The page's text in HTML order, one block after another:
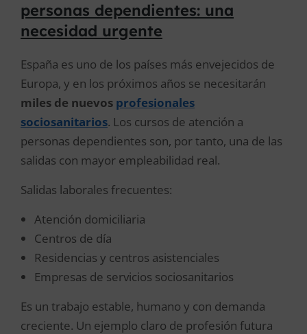
personas dependientes: una
necesidad urgente
España es uno de los países más envejecidos de
Europa, y en los próximos años se necesitarán
miles de nuevos profesionales
sociosanitarios. Los cursos de atención a
personas dependientes son, por tanto, una de las
salidas con mayor empleabilidad real.
Salidas laborales frecuentes:
Atención domiciliaria
Centros de día
Residencias y centros asistenciales
Empresas de servicios sociosanitarios
Es un trabajo estable, humano y con demanda
creciente. Un ejemplo claro de profesión futura